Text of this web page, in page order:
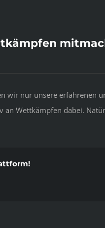
wir nur unsere erfahrenen
an Wettkämpfen dabei.